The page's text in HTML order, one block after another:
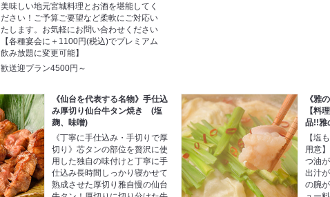
美味しい地元宮城料理とお酒を堪能してく
ださい！ご予算ご要望など柔軟にご対応い
たします。お気軽にお問い合わせください
【各種宴会に＋1100円(税込)でプレミアム
飲み放題に変更可能】
歓送迎プラン4500円～
《仙台を代表する名物》手仕込
み厚切り仙台牛タン焼き (塩
麹、味噌)
《丁寧に手仕込み・手切りで厚
切り》芯タンの部位を贅沢に使
用した独自の味付けと丁寧に手
仕込み長時間しっかり寝かせて
熟成させた厚切り雅自慢の仙台
《雅
【料
品!!雅
【塩
用意
つ油
出汁
の腕